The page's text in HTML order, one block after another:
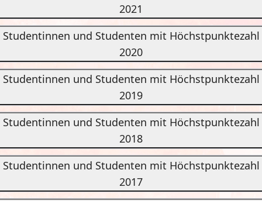
2021
Studentinnen und Studenten mit Höchstpunktezahl
2020
Studentinnen und Studenten mit Höchstpunktezahl
2019
Studentinnen und Studenten mit Höchstpunktezahl
2018
Studentinnen und Studenten mit Höchstpunktezahl
2017